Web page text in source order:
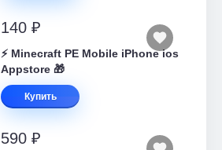
140 ₽
⚡️ Minecraft PE Mobile iPhone ios
Appstore 🎁
Купить
590 ₽